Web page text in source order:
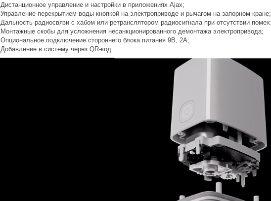
Дистанционное управление и настройки в приложениях Ajax;
Управление перекрытием воды кнопкой на электроприводе и рычагом на запорном кране;
Дальность радиосвязи с хабом или ретранслятором радиосигнала при отсутствии
Монтажные скобы для усложнения несанкционированного демонтажа электропривода;
Опциональное подключение стороннего блока питания 9В, 2А;
Добавление в систему через QR-код.